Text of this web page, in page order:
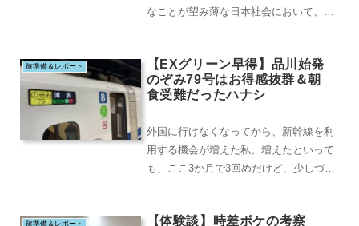
なことが望み薄な日本社会において、連
旅準備＆レポート
【EXグリーン早得】品川始発
のぞみ79号はお得感抜群＆朝
食受難だったハナシ
外国に行けなくなってから、新幹線を利
用する機会が増えた私。増えたといって
も、ここ3か月で3回めだけど、少しづ
旅準備＆レポート 【体験談】時差ボケの考察